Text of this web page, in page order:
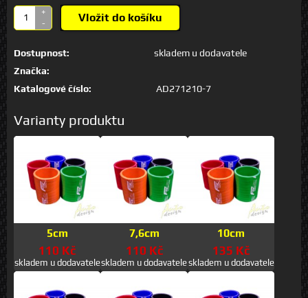
+
-
Vložit do košíku
Dostupnost:
skladem u dodavatele
Značka:
Katalogové číslo:
AD271210-7
Varianty produktu
5cm
110 Kč
skladem u dodavatele
7,6cm
110 Kč
skladem u dodavatele
10cm
135 Kč
skladem u dodavatele